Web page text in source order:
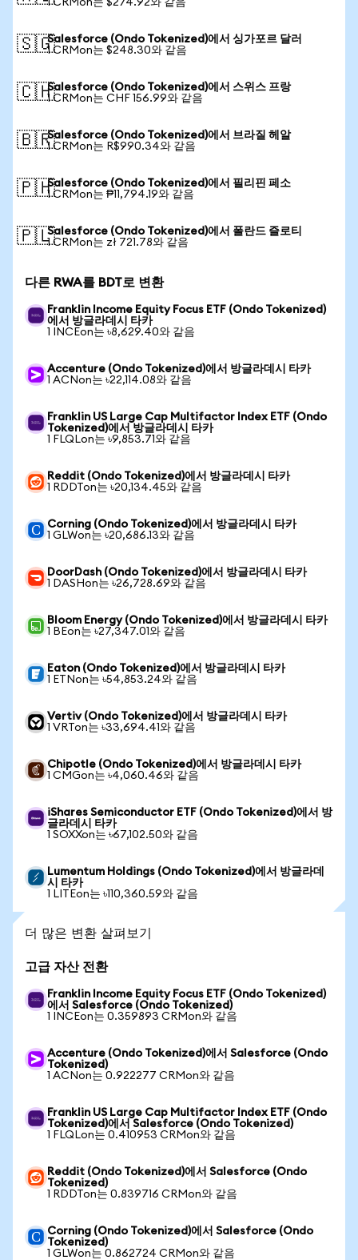
1 CRMon는 $274.92와 같음
🇸🇬Salesforce (Ondo Tokenized)에서 싱가포르 달러
1 CRMon는 $248.30와 같음
🇨🇭Salesforce (Ondo Tokenized)에서 스위스 프랑
1 CRMon는 CHF 156.99와 같음
🇧🇷Salesforce (Ondo Tokenized)에서 브라질 헤알
1 CRMon는 R$990.34와 같음
🇵🇭Salesforce (Ondo Tokenized)에서 필리핀 페소
1 CRMon는 ₱11,794.19와 같음
🇵🇱Salesforce (Ondo Tokenized)에서 폴란드 즐로티
1 CRMon는 zł 721.78와 같음
다른 RWA를 BDT로 변환
Franklin Income Equity Focus ETF (Ondo Tokenized)
에서 방글라데시 타카
1 INCEon는 ৳8,629.40와 같음
Accenture (Ondo Tokenized)에서 방글라데시 타카
1 ACNon는 ৳22,114.08와 같음
Franklin US Large Cap Multifactor Index ETF (Ondo
Tokenized)에서 방글라데시 타카
1 FLQLon는 ৳9,853.71와 같음
Reddit (Ondo Tokenized)에서 방글라데시 타카
1 RDDTon는 ৳20,134.45와 같음
Corning (Ondo Tokenized)에서 방글라데시 타카
1 GLWon는 ৳20,686.13와 같음
DoorDash (Ondo Tokenized)에서 방글라데시 타카
1 DASHon는 ৳26,728.69와 같음
Bloom Energy (Ondo Tokenized)에서 방글라데시 타카
1 BEon는 ৳27,347.01와 같음
Eaton (Ondo Tokenized)에서 방글라데시 타카
1 ETNon는 ৳54,853.24와 같음
Vertiv (Ondo Tokenized)에서 방글라데시 타카
1 VRTon는 ৳33,694.41와 같음
Chipotle (Ondo Tokenized)에서 방글라데시 타카
1 CMGon는 ৳4,060.46와 같음
iShares Semiconductor ETF (Ondo Tokenized)에서 방
글라데시 타카
1 SOXXon는 ৳67,102.50와 같음
Lumentum Holdings (Ondo Tokenized)에서 방글라데
시 타카
1 LITEon는 ৳110,360.59와 같음
더 많은 변환 살펴보기
고급 자산 전환
Franklin Income Equity Focus ETF (Ondo Tokenized)
에서 Salesforce (Ondo Tokenized)
1 INCEon는 0.359893 CRMon와 같음
Accenture (Ondo Tokenized)에서 Salesforce (Ondo
Tokenized)
1 ACNon는 0.922277 CRMon와 같음
Franklin US Large Cap Multifactor Index ETF (Ondo
Tokenized)에서 Salesforce (Ondo Tokenized)
1 FLQLon는 0.410953 CRMon와 같음
Reddit (Ondo Tokenized)에서 Salesforce (Ondo
Tokenized)
1 RDDTon는 0.839716 CRMon와 같음
Corning (Ondo Tokenized)에서 Salesforce (Ondo
Tokenized)
1 GLWon는 0.862724 CRMon와 같음